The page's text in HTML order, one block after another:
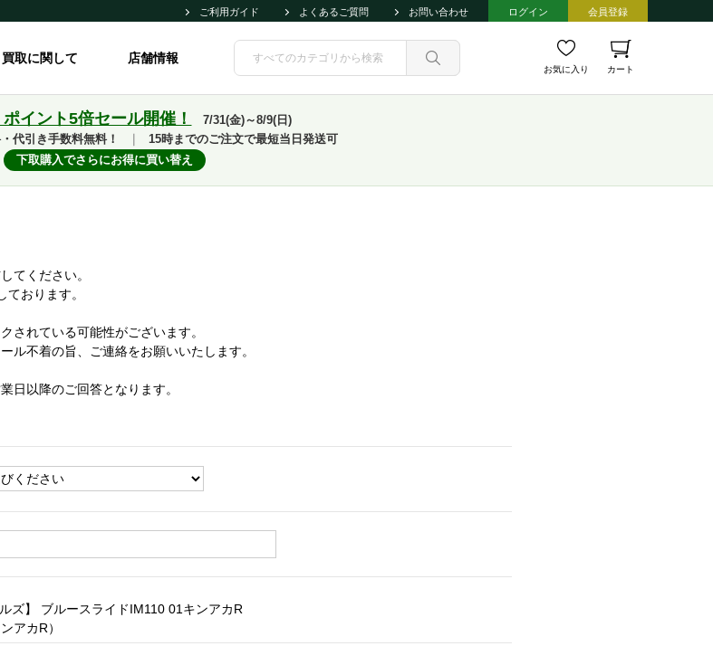
ご利用ガイド よくあるご質問 お問い合わせ ログイン 会員登録
買取に関して 店舗情報
お気に入り カート
イント5倍セール開催！
7/31(金)～8/9(日)
代引き手数料無料！
15時までのご注文で最短当日発送可
下取購入でさらにお得に買い替え
てください。
おります。
されている可能性がございます。
ル不着の旨、ご連絡をお願いいたします。
日以降のご回答となります。
ルズ】 ブルースライドIM110 01キンアカR
アカR）